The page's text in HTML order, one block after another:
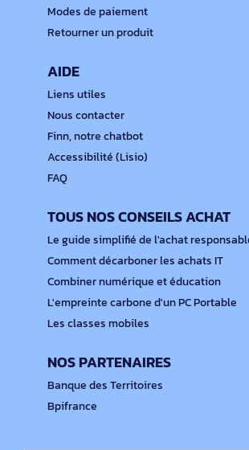
Modes de paiement
Retourner un produit
AIDE
Liens utiles
Nous contacter
Finn, notre chatbot
Accessibilité (Lisio)
FAQ
TOUS NOS CONSEILS ACHAT
Le guide simplifié de l'achat
Comment décarboner les achats IT
Combiner numérique et éducation
L'empreinte carbone d'un PC Portable
Les classes mobiles
NOS PARTENAIRES
Banque des Territoires
Bpifrance